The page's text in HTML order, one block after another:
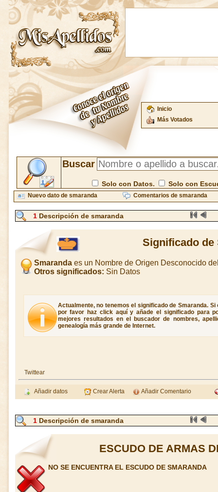
Inicio
Más Votados
Buscar
Solo con Datos. Solo con
Nuevo dato de smaranda Comentarios de smaranda
1 Descripción de smaranda
Significado de
Smarandaes un Nombre de Origen Desconocido
Otros significados: Sin Datos
Actualmente, no tenemos el significado de Smaranda.
por favor haz click aquí y añade el significado para
mejores resultados en el buscador de nombres,
genealogía más grande de Internet.
Twittear
Añadir datos Crear Alerta Añadir Comentario
1 Descripción de smaranda
ESCUDO DE ARMAS
NO SE ENCUENTRA EL ESCUDO DE SMARANDA